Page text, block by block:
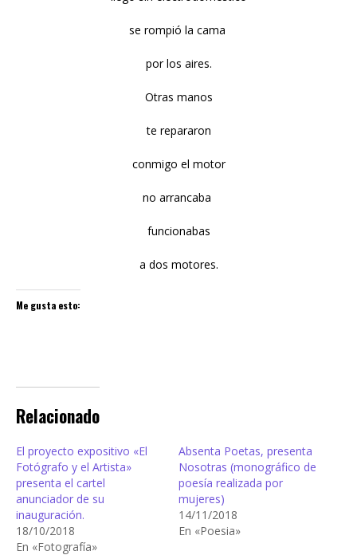
se rompió la cama
por los aires.
Otras manos
te repararon
conmigo el motor
no arrancaba
funcionabas
a dos motores.
Me gusta esto:
Relacionado
El proyecto expositivo «El
Fotógrafo y el Artista»
presenta el cartel
anunciador de su
inauguración.
18/10/2018
En «Fotografía»
Absenta Poetas, presenta
Nosotras (monográfico de
poesía realizada por
mujeres)
14/11/2018
En «Poesia»